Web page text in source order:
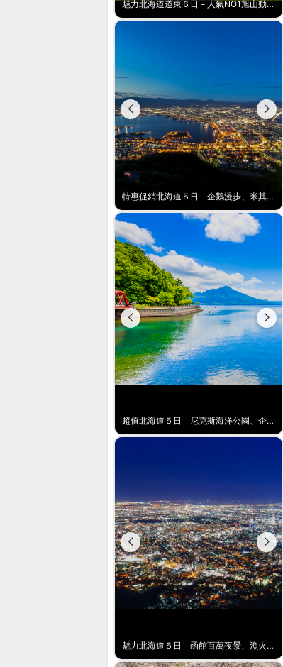
積丹藍北海道５日－積丹半島、神威岬、夢幻星型五稜廓、米其林星空夜景、人氣NO1小丑漢堡、河童足湯、奇幻燈遊步道、璀璨溪谷
愛戀北海道６日－函館百萬夜景、卡哇伊熊牧場、漁火鐵道、AOAO水族館、藻岩山纜車、三大螃蟹吃到飽(函館/千歲)
魅力北海道道東５日－天空溫泉SPA、神秘之湖、天都山流冰館、釧路濕原、丹頂鶴、花時計、砂湯體驗、螃蟹吃到飽
北海道星野５日-星野OMO7、旭山動物園、野生熊牧場+遊園巴士、四季彩の丘、卡哇伊草泥馬、美瑛白金青池、螃蟹吃到飽